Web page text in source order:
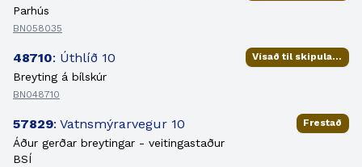
Parhús
BN058035
48710: Úthlíð 10
Breyting á bílskúr
BN048710
Vísað til skipulagsfulltrúa
57829: Vatnsmýrarvegur 10
Áður gerðar breytingar - veitingastaður
BSÍ
Frestað